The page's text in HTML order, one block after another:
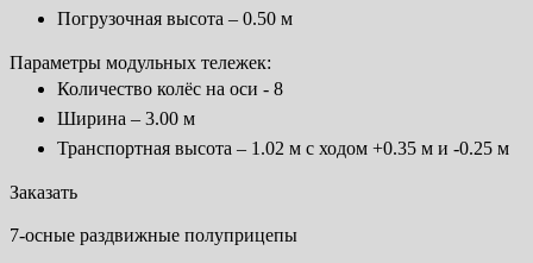
Погрузочная высота – 0.50 м
Параметры модульных тележек:
Количество колёс на оси - 8
Ширина – 3.00 м
Транспортная высота – 1.02 м с ходом +0.35 м и -0.25 м
Заказать
7-осные раздвижные полуприцепы